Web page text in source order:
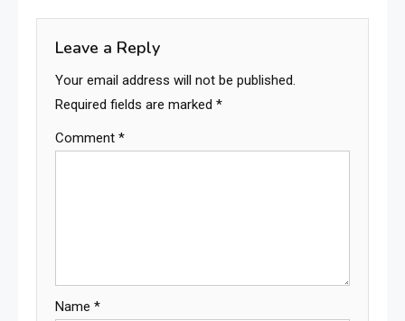
Leave a Reply
Your email address will not be published.
Required fields are marked *
Comment *
Name *